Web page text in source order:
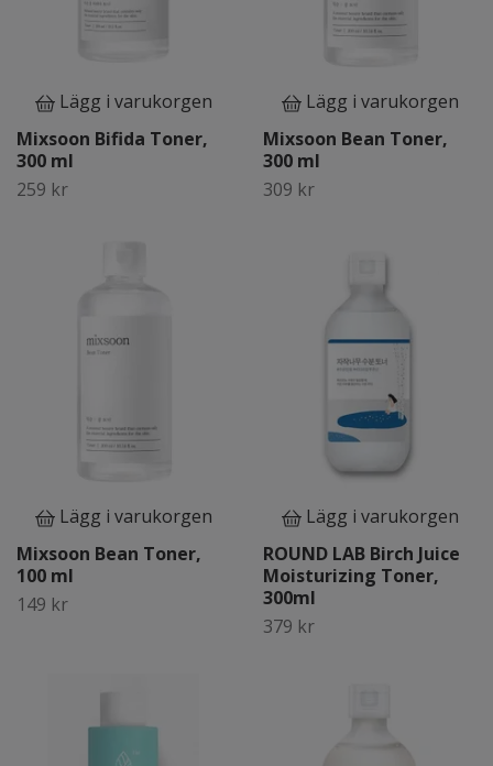
Lägg i varukorgen
Mixsoon Bifida Toner,
300 ml
259 kr
Lägg i varukorgen
Mixsoon Bean Toner,
300 ml
309 kr
Lägg i varukorgen
Mixsoon Bean Toner,
100 ml
149 kr
Lägg i varukorgen
ROUND LAB Birch Juice
Moisturizing Toner,
300ml
379 kr